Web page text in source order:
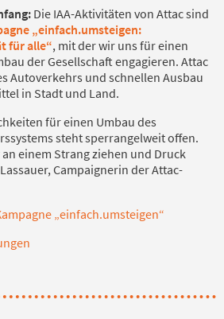
Die IAA-Aktivitäten von Attac sind
„einfach.umsteigen:
für alle“, mit der wir uns für einen
der Gesellschaft engagieren. Attac
Autoverkehrs und schnellen Ausbau
in Stadt und Land.
für einen Umbau des
steht sperrangelweit offen.
einem Strang ziehen und Druck
Campaignerin der Attac-
„einfach.umsteigen“